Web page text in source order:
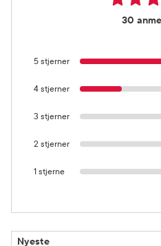
30
5 stjerner
4 stjerner
3 stjerner
2 stjerner
1 stjerne